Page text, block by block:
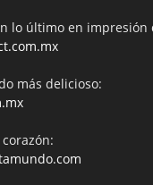
lo último en impresión
más delicioso: